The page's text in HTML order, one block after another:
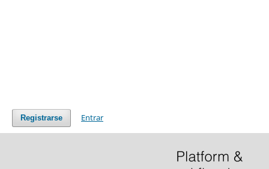
Registrarse Entrar